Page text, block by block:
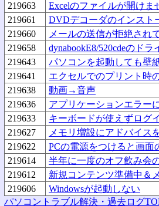
219663
Excelのファイルが開けま
219661
DVDデコーダのインスト
219660
メールの送信が拒絶され
219658
dynabookE8/520cdeのド
219643
パソコンを起動しても壁
219641
エクセルでのプリント時
219638
動画→音声
219636
アプリケーションエラー
219633
キーボードが使えずログ
219627
メモリ増設にアドバイス
219622
PCの電源をつけると画面
219614
半年に一度のオフ飲み
219612
新規コンテンツ準備中＆
219606
Windowsが起動しない
パソコントラブル解決・過去ログ